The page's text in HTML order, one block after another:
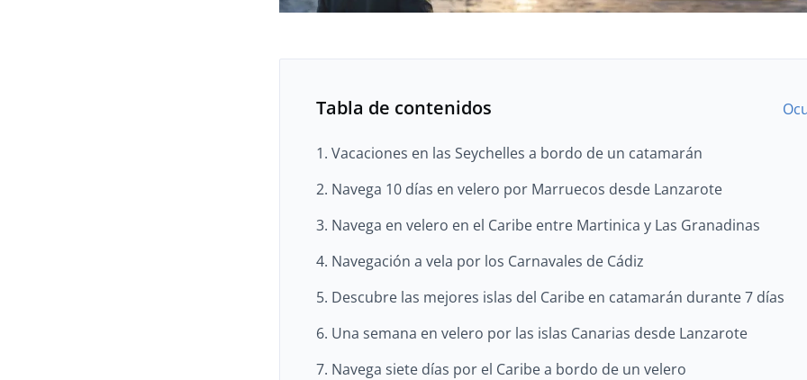
Tabla de contenidos
1. Vacaciones en las Seychelles a bordo de un catamarán
2. Navega 10 días en velero por Marruecos desde Lanzarote
3. Navega en velero en el Caribe entre Martinica y Las Granadinas
4. Navegación a vela por los Carnavales de Cádiz
5. Descubre las mejores islas del Caribe en catamarán durante 7 días
6. Una semana en velero por las islas Canarias desde Lanzarote
7. Navega siete días por el Caribe a bordo de un velero